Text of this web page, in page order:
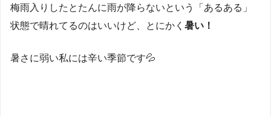
梅雨入りしたとたんに雨が降らないという「あるある」
状態で晴れてるのはいいけど、とにかく 暑い！
暑さに弱い私には辛い季節です💦